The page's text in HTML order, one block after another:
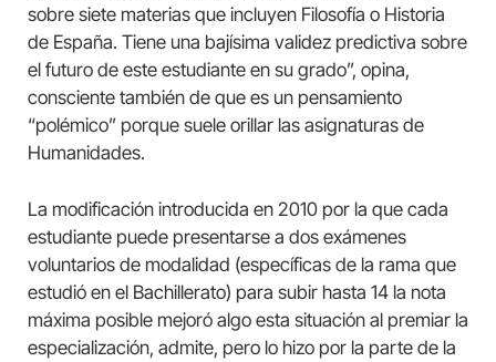
sobre siete materias que incluyen Filosofía o Historia
de España. Tiene una bajísima validez predictiva sobre
el futuro de este estudiante en su grado”, opina,
consciente también de que es un pensamiento
“polémico” porque suele orillar las asignaturas de
Humanidades.
La modificación introducida en 2010 por la que cada
estudiante puede presentarse a dos exámenes
voluntarios de modalidad (específicas de la rama que
estudió en el Bachillerato) para subir hasta 14 la nota
máxima posible mejoró algo esta situación al premiar la
especialización, admite, pero lo hizo por la parte de la